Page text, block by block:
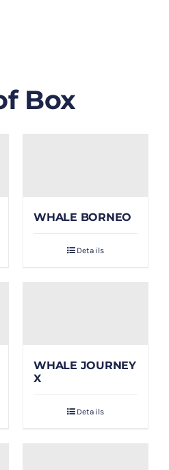
Box
WHALE BORNEO
Details
WHALE JOURNEY
X
Details